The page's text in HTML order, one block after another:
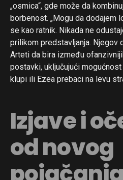
„osmica“, gde može da
borbenost. „Mogu da dodajem
se kao ratnik. Nikada ne
prilikom predstavljanja. Njegov
Arteti da bira između
postavki, uključujući
klupi ili Ezea prebaci na levu
Izjave i
od novog
pojačanja